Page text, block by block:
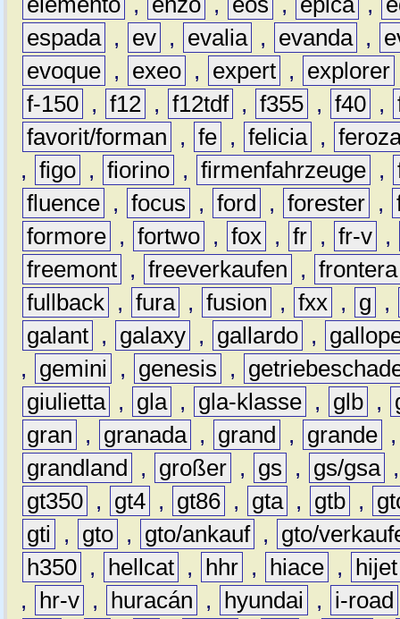
espada , ev , evalia , evanda ,
evoque , exeo , expert , explorer
f-150 , f12 , f12tdf , f355 , f40 ,
favorit/forman
, fe , felicia ,
, figo , fiorino , firmenfahrzeuge ,
fluence , focus , ford , forester ,
formore , fortwo , fox , fr , fr-v ,
freemont , freeverkaufen , frontera
fullback , fura , fusion , fxx , g
,
galant , galaxy , gallardo ,
,
gemini , genesis ,
giulietta , gla , gla-klasse , glb ,
gran
, granada , grand , grande
grandland
, großer , gs , gs/gsa
gt350 , gt4 , gt86 , gta , gtb ,
gti
, gto , gto/ankauf ,
gto/
h350 , hellcat , hhr , hiace ,
hijet
,
hr-v , huracán , hyundai ,
i-road